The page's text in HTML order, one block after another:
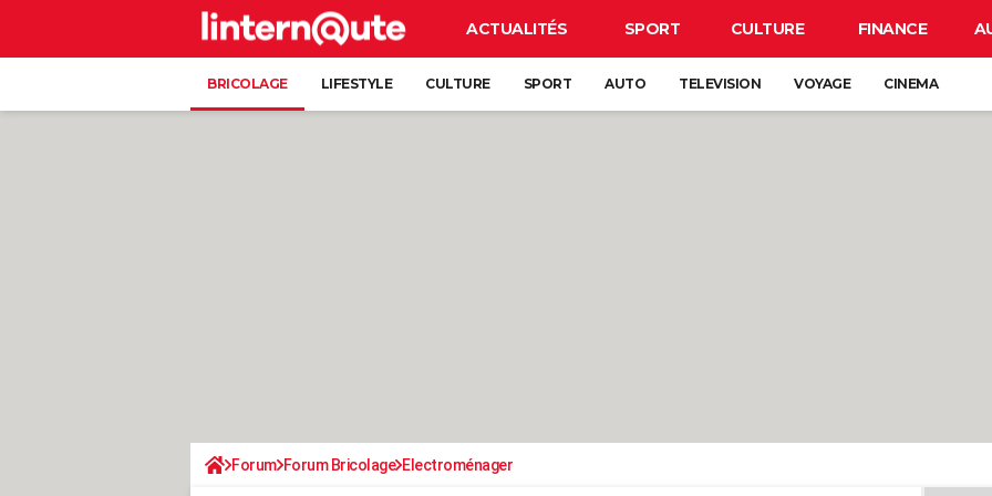
ACTUALITÉS SPORT CULTURE FINANCE
BRICOLAGE LIFESTYLE CULTURE SPORT AUTO TELEVISION VOYAGE CINEMA
Forum Forum Bricolage Electroménager